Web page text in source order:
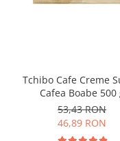
Tchibo Cafe Creme
Cafea Boabe 500
53,43 RON
46,89 RON